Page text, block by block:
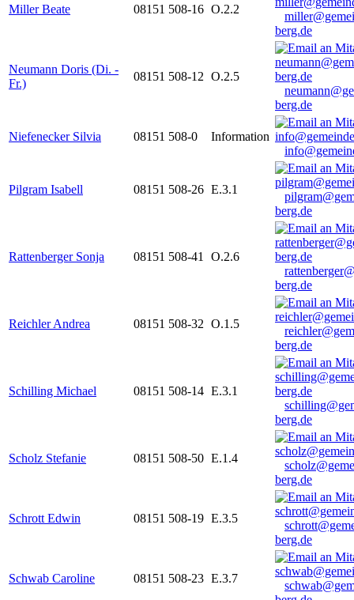
Miller Beate 08151 508-16 O.2.2
berg.de
Neumann Doris (Di. -
Fr.)
08151 508-12 O.2.5
berg.de
Niefenecker Silvia 08151 508-0
Information
Pilgram Isabell 08151 508-26 E.3.1
berg.de
Rattenberger Sonja 08151 508-41
O.2.6
berg.de
Reichler Andrea 08151 508-32 O.1.5
berg.de
Schilling Michael 08151 508-14 E.3.1
berg.de
Scholz Stefanie 08151 508-50 E.1.4
berg.de
Schrott Edwin 08151 508-19 E.3.5
berg.de
Schwab Caroline 08151 508-23 E.3.7